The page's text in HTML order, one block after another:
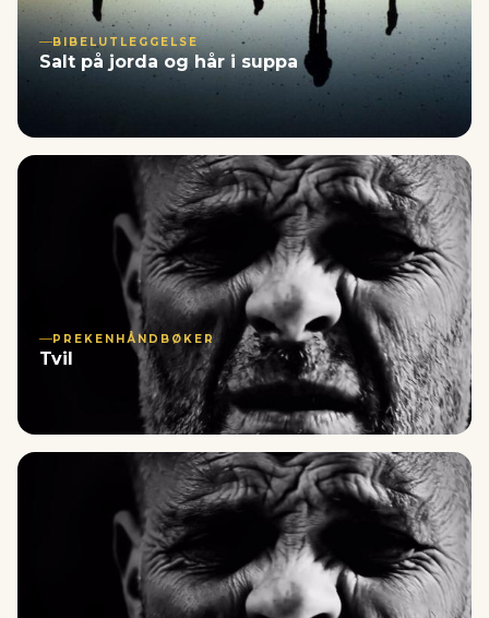
BIBELUTLEGGELSE
Salt på jorda og hår i suppa
PREKENHÅNDBØKER
Tvil